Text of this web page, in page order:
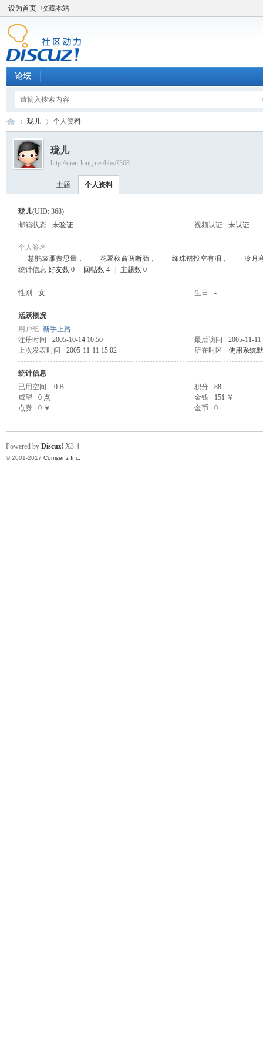
设为首页 收藏本站
论坛
›
珑儿
›
个人资料
珑儿
http://qian-long.net/bbs/?368
主题 个人资料
珑儿(UID: 368)
邮箱状态
未验证 视频认证 未认证
个人签名
慧鹃哀雁费思量， 花冢秋窗两断肠， 绛珠错投空有泪， 冷月寒
统计信息 好友数 0 回帖数 4 主题数 0
性别 女 生日 -
活跃概况
用户组 新手上路
注册时间
2005-10-14 10:50 最后访问
2005-11-11
上次发表时间
2005-11-11 15:02 所在时区 使用系统
统计信息
已用空间
0 B 积分
88
威望
0 点 金钱
151 ￥
点券
0 ￥ 金币 0
Powered by Discuz! X3.4
© 2001-2017 Comsenz Inc.